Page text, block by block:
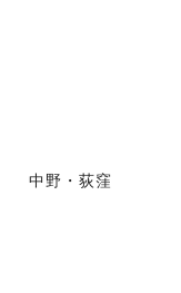
中野・荻窪